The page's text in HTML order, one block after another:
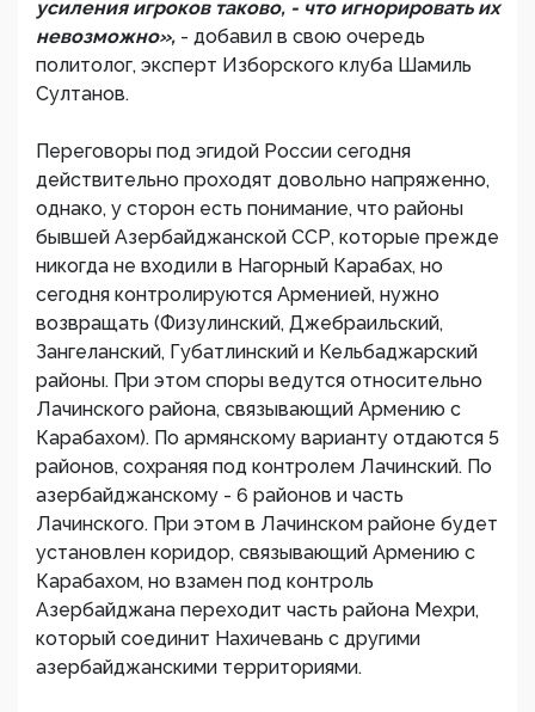
усиления игроков таково, - что игнорировать их
невозможно», - добавил в свою очередь
политолог, эксперт Изборского клуба Шамиль
Султанов.
Переговоры под эгидой России сегодня
действительно проходят довольно напряженно,
однако, у сторон есть понимание, что районы
бывшей Азербайджанской ССР, которые прежде
никогда не входили в Нагорный Карабах, но
сегодня контролируются Арменией, нужно
возвращать (Физулинский, Джебраильский,
Зангеланский, Губатлинский и Кельбаджарский
районы. При этом споры ведутся относительно
Лачинского района, связывающий Армению с
Карабахом). По армянскому варианту отдаются 5
районов, сохраняя под контролем Лачинский. По
азербайджанскому - 6 районов и часть
Лачинского. При этом в Лачинском районе будет
установлен коридор, связывающий Армению с
Карабахом, но взамен под контроль
Азербайджана переходит часть района Мехри,
который соединит Нахичевань с другими
азербайджанскими территориями.